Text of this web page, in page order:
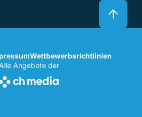
Wettbewerbsrichtlinien
Alle Angebote der